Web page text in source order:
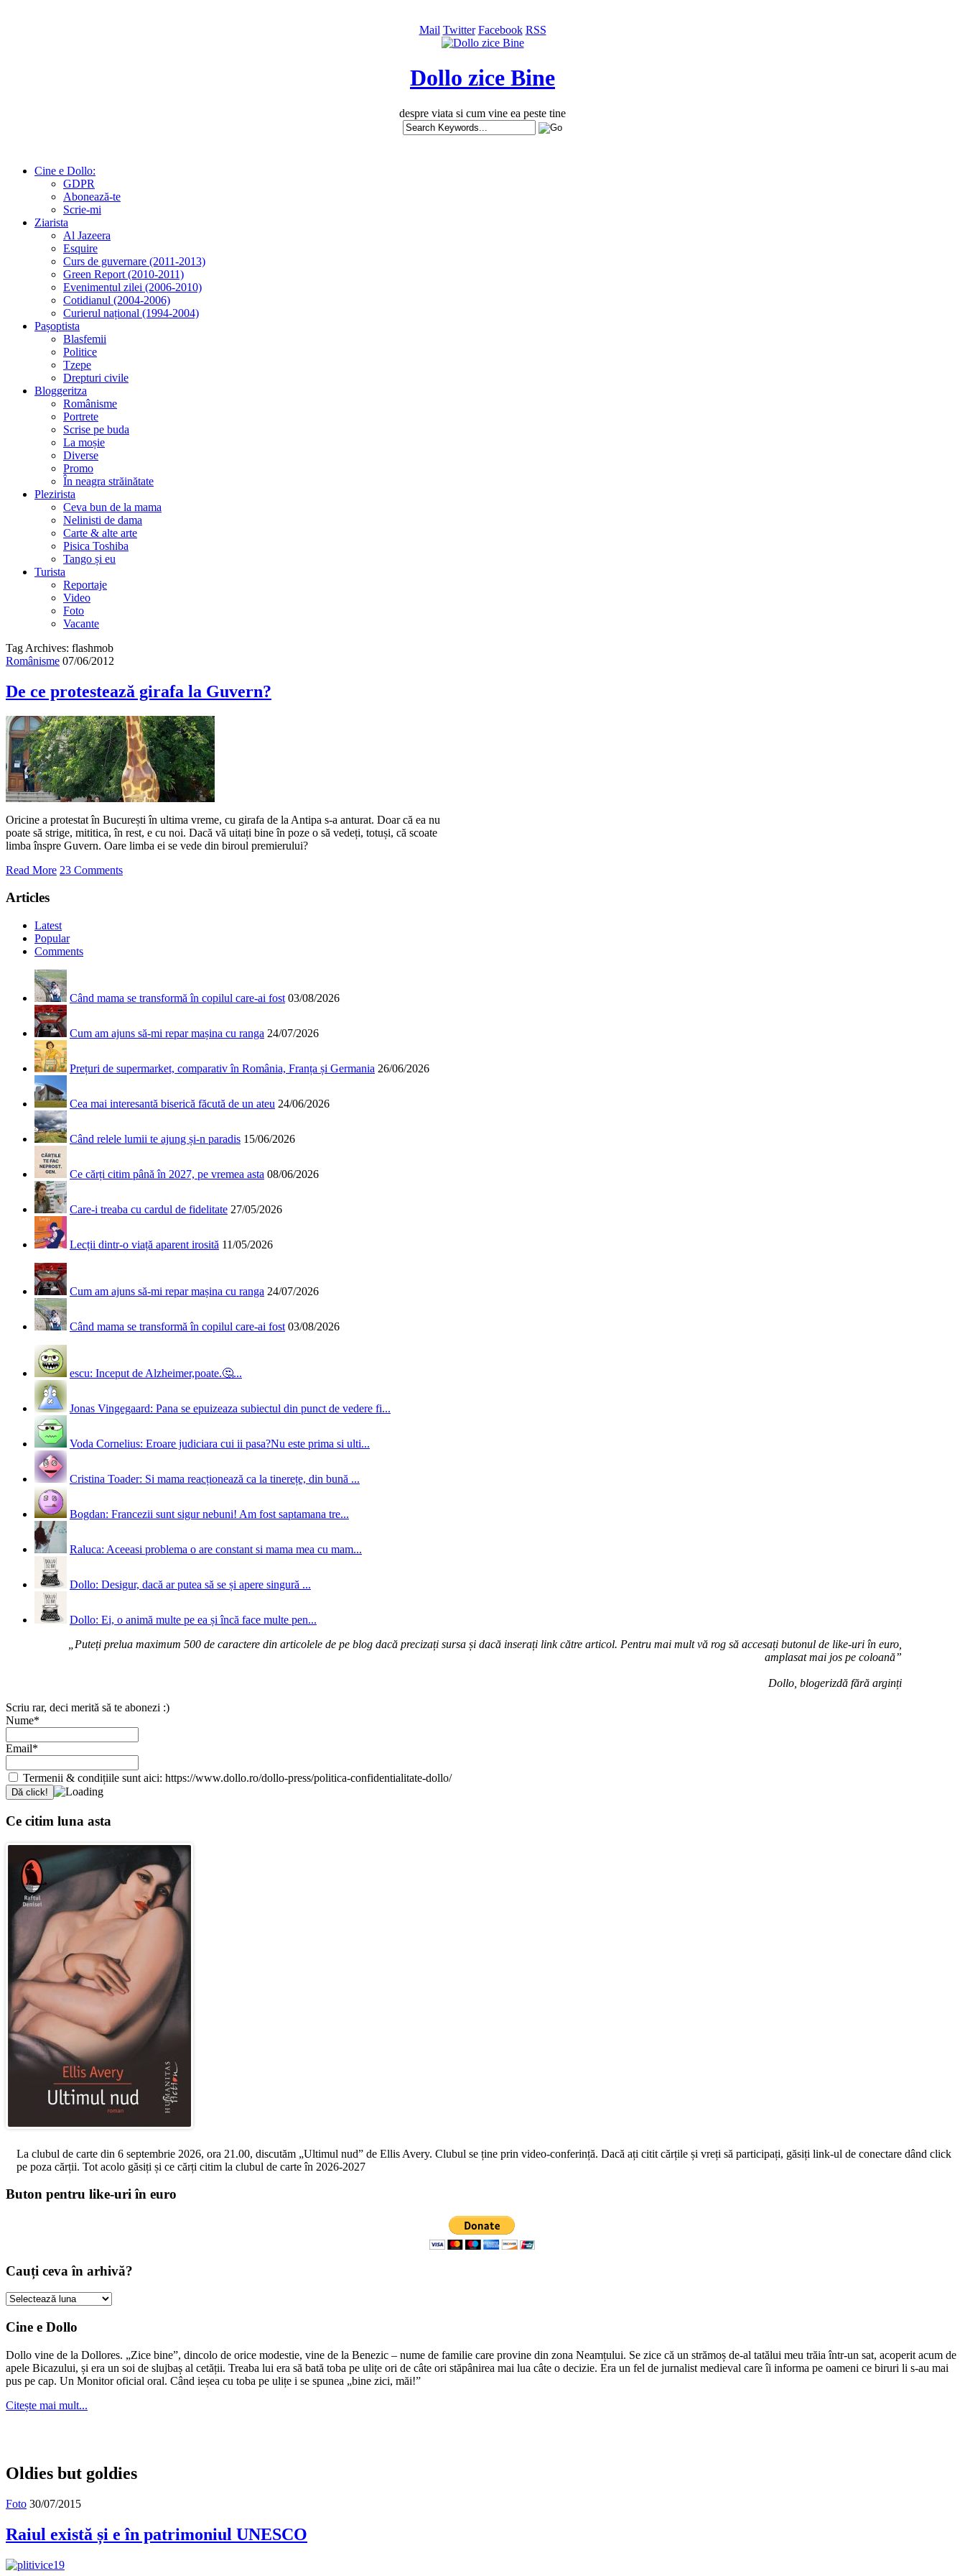
Mail Twitter Facebook RSS
Dollo zice Bine
despre viata si cum vine ea peste tine
Cine e Dollo:
GDPR
Abonează-te
Scrie-mi
Ziarista
Al Jazeera
Esquire
Curs de guvernare (2011-2013)
Green Report (2010-2011)
Evenimentul zilei (2006-2010)
Cotidianul (2004-2006)
Curierul național (1994-2004)
Pașoptista
Blasfemii
Politice
Tzepe
Drepturi civile
Bloggeritza
Românisme
Portrete
Scrise pe buda
La moșie
Diverse
Promo
În neagra străinătate
Plezirista
Ceva bun de la mama
Nelinisti de dama
Carte & alte arte
Pisica Toshiba
Tango și eu
Turista
Reportaje
Video
Foto
Vacante
Tag Archives: flashmob
Românisme 07/06/2012
De ce protestează girafa la Guvern?
Oricine a protestat în București în ultima vreme, cu girafa de la Antipa s-a anturat. Doar că ea nu
poate să strige, mititica, în rest, e cu noi. Dacă vă uitați bine în poze o să vedeți, totuși, că scoate
limba înspre Guvern. Oare limba ei se vede din biroul premierului?
Read More 23 Comments
Articles
Latest
Popular
Comments
Când mama se transformă în copilul care-ai fost 03/08/2026
Cum am ajuns să-mi repar mașina cu ranga 24/07/2026
Prețuri de supermarket, comparativ în România, Franța și Germania 26/06/2026
Cea mai interesantă biserică făcută de un ateu 24/06/2026
Când relele lumii te ajung și-n paradis 15/06/2026
Ce cărți citim până în 2027, pe vremea asta 08/06/2026
Care-i treaba cu cardul de fidelitate 27/05/2026
Lecții dintr-o viață aparent irosită 11/05/2026
Cum am ajuns să-mi repar mașina cu ranga 24/07/2026
Când mama se transformă în copilul care-ai fost 03/08/2026
escu: Inceput de Alzheimer,poate.🤔...
Jonas Vingegaard: Pana se epuizeaza subiectul din punct de vedere fi...
Voda Cornelius: Eroare judiciara cui ii pasa?Nu este prima si ulti...
Cristina Toader: Si mama reacționează ca la tinerețe, din bună ...
Bogdan: Francezii sunt sigur nebuni! Am fost saptamana tre...
Raluca: Aceeasi problema o are constant si mama mea cu mam...
Dollo: Desigur, dacă ar putea să se și apere singură ...
Dollo: Ei, o animă multe pe ea și încă face multe pen...
„Puteți prelua maximum 500 de caractere din articolele de pe blog dacă precizați sursa și dacă inserați link către articol. Pentru mai mult vă rog să accesați butonul de like-uri în euro,
amplasat mai jos pe coloană”
Dollo, blogerizdă fără arginți
Scriu rar, deci merită să te abonezi :)
Nume*
Email*
Termenii & condițiile sunt aici: https://www.dollo.ro/dollo-press/politica-confidentialitate-dollo/
Ce citim luna asta
La clubul de carte din 6 septembrie 2026, ora 21.00, discutăm „Ultimul nud” de Ellis Avery. Clubul se ține prin video-conferință. Dacă ați citit cărțile și vreți să participați, găsiți link-ul de conectare dând click
pe poza cărții. Tot acolo găsiți și ce cărți citim la clubul de carte în 2026-2027
Buton pentru like-uri în euro
Cauți ceva în arhivă?
Cauți
în
Cine e Dollo
Dollo vine de la Dollores. „Zice bine”, dincolo de orice modestie, vine de la Benezic – nume de familie care provine din zona Neamțului. Se zice că un strămoș de-al tatălui meu trăia într-un sat, acoperit acum de
apele Bicazului, și era un soi de slujbaș al cetății. Treaba lui era să bată toba pe ulițe ori de câte ori stăpânirea mai lua câte o decizie. Era un fel de jurnalist medieval care îi informa pe oameni ce biruri li s-au mai
pus pe cap. Un Monitor oficial oral. Când ieșea cu toba pe ulițe i se spunea „bine zici, măi!”
Citește mai mult...
Oldies but goldies
Foto 30/07/2015
Raiul există și e în patrimoniul UNESCO